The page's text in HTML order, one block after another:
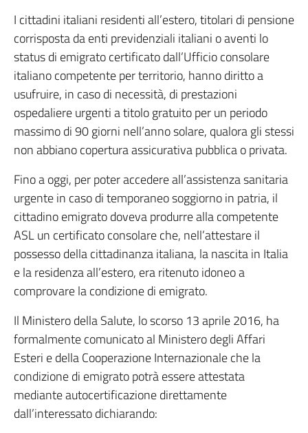
I cittadini italiani residenti all’estero, titolari di pensione
corrisposta da enti previdenziali italiani o aventi lo
status di emigrato certificato dall’Ufficio consolare
italiano competente per territorio, hanno diritto a
usufruire, in caso di necessità, di prestazioni
ospedaliere urgenti a titolo gratuito per un periodo
massimo di 90 giorni nell’anno solare, qualora gli stessi
non abbiano copertura assicurativa pubblica o privata.
Fino a oggi, per poter accedere all’assistenza sanitaria
urgente in caso di temporaneo soggiorno in patria, il
cittadino emigrato doveva produrre alla competente
ASL un certificato consolare che, nell’attestare il
possesso della cittadinanza italiana, la nascita in Italia
e la residenza all’estero, era ritenuto idoneo a
comprovare la condizione di emigrato.
Il Ministero della Salute, lo scorso 13 aprile 2016, ha
formalmente comunicato al Ministero degli Affari
Esteri e della Cooperazione Internazionale che la
condizione di emigrato potrà essere attestata
mediante autocertificazione direttamente
dall’interessato dichiarando: